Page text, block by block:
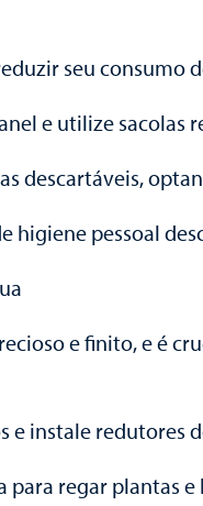
seu consumo
e utilize sacolas
descartáveis,
higiene pessoal
e finito, e é
e instale redutores
para regar plantas